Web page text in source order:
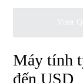
Máy tính
đến USD